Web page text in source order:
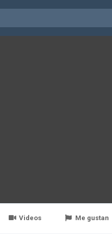
Videos Me gustan